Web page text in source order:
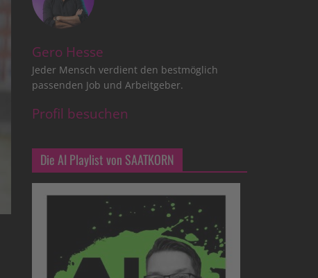
Gero Hesse
Jeder Mensch verdient den bestmöglich
passenden Job und Arbeitgeber.
Profil besuchen
Die AI Playlist von SAATKORN